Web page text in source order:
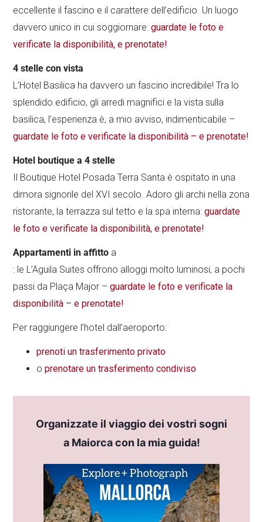
eccellente il fascino e il carattere dell’edificio. Un luogo
davvero unico in cui soggiornare:guardate le foto e
verificate la disponibilità, e prenotate!
4 stelle con vista
L’Hotel Basilica ha davvero un fascino incredibile! Tra lo
splendido edificio, gli arredi magnifici e la vista sulla
basilica, l’esperienza è, a mio avviso, indimenticabile –
guardate le foto e verificate la disponibilità – e prenotate!
Hotel boutique a 4 stelle
Il Boutique Hotel Posada Terra Santa è ospitato in una
dimora signorile del XVI secolo. Adoro gli archi nella zona
ristorante, la terrazza sul tetto e la spa interna:guardate
le foto e verificate la disponibilità, e prenotate!
Appartamenti in affitto a
: le L’Aguila Suites offrono alloggi molto luminosi, a pochi
passi da Plaça Major –guardate le foto e verificate la
disponibilità – e prenotate!
Per raggiungere l’hotel dall’aeroporto:
prenoti un trasferimento privato
oprenotare un trasferimento condiviso
Organizzate il viaggio dei vostri sogni
a Maiorca con la mia guida!